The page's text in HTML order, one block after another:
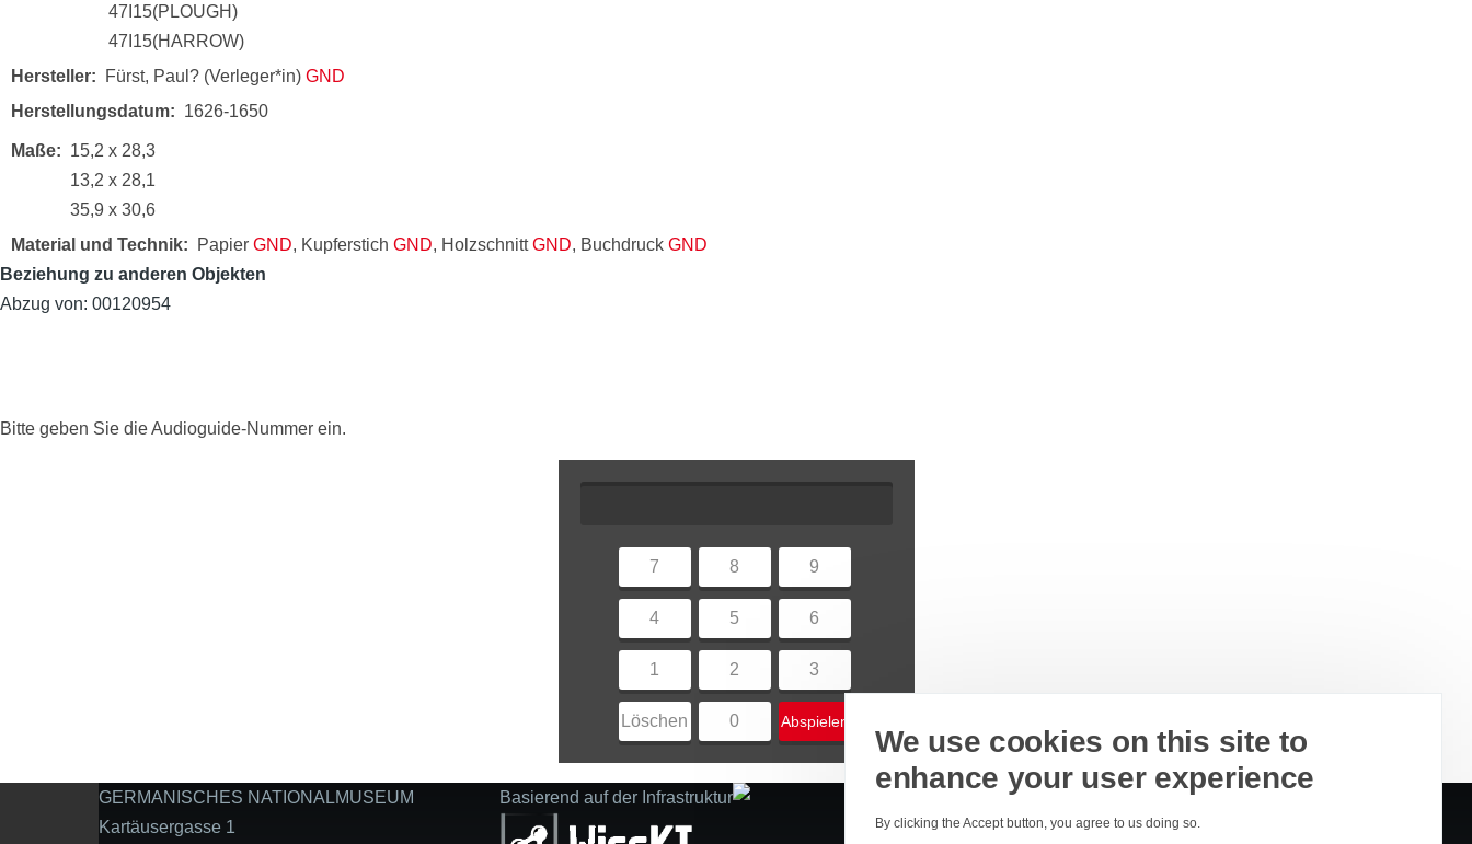
47I15(PLOUGH)
47I15(HARROW)
Hersteller
Fürst, Paul? (Verleger*in) GND
Herstellungsdatum
1626-1650
Maße
15,2 x 28,3
13,2 x 28,1
35,9 x 30,6
Material und Technik
Papier GND, Kupferstich GND, HolzschnittGND, Buchdruck GND
Beziehung zu anderen Objekten
Abzug von: 00120954
Bitte geben Sie die Audioguide-Nummer ein.
7 8 9
4 5 6
1 2 3
Löschen 0 Abspielen
GERMANISCHES NATIONALMUSEUM
Kartäusergasse 1
Basierend auf der Infrastruktur
We use cookies on this site to
enhance your user experience
By clicking the Accept button, you agree to us doing so.